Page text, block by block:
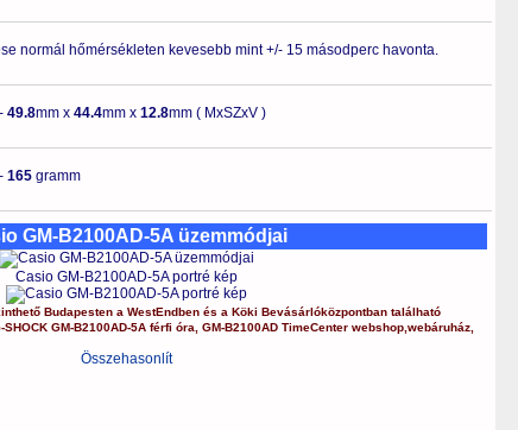
normál hőmérsékleten kevesebb mint +/- 15 másodperc havonta.
49.8mm x 44.4mm x 12.8mm ( MxSZxV )
165 gramm
GM-B2100AD-5A üzemmódjai
Casio GM-B2100AD-5A portré kép
Budapesten a WestEndbenés a Köki Bevásárlóközpontbantalálható
SHOCK GM-B2100AD-5A férfi óra GM-B2100AD TimeCenter webshop, webáruház,
Összehasonlít